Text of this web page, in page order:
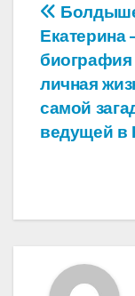
по
Екатерина
биография
личная
самой
ведущей в